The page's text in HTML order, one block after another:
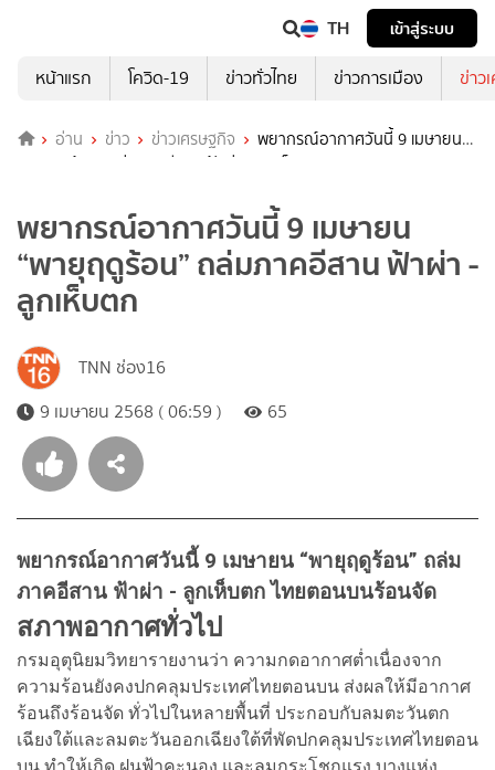
TH
เข้าสู่ระบบ
หน้าแรก
โควิด-19 ข่าวทั่วไทย ข่าวการเมือง ข่าว
อ่าน ข่าว ข่าวเศรษฐกิจ
พยากรณ์อากาศวันนี้ 9 เมษายน
“พายุฤดูร้อน” ถล่มภาคอีสาน ฟ้าผ่า - ลูกเห็บตก
พยากรณ์อากาศวันนี้ 9 เมษายน
“พายุฤดูร้อน” ถล่มภาคอีสาน ฟ้าผ่า -
ลูกเห็บตก
TNN ช่อง16
9 เมษายน 2568 ( 06:59 )
65
พยากรณ์อากาศวันนี้ 9 เมษายน “พายุฤดูร้อน” ถล่ม
ภาคอีสาน ฟ้าผ่า - ลูกเห็บตก ไทยตอนบนร้อนจัด
สภาพอากาศทั่วไป
กรมอุตุนิยมวิทยารายงานว่า ความกดอากาศต่ำเนื่องจาก
ความร้อนยังคงปกคลุมประเทศไทยตอนบน ส่งผลให้มีอากาศ
ร้อนถึงร้อนจัด ทั่วไปในหลายพื้นที่ ประกอบกับลมตะวันตก
เฉียงใต้และลมตะวันออกเฉียงใต้ที่พัดปกคลุมประเทศไทยตอน